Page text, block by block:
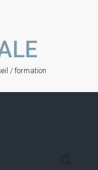
/ formation